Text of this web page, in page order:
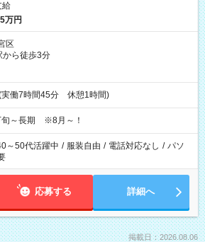
給
万円
区
から徒歩3分
実働7時間45分 休憩1時間)
旬～長期 ※8月～！
～50代活躍中 / 服装自由 / 電話対応なし / パソ
応募する 詳細へ
掲載日：2026.08.06